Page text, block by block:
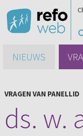
NIEUWS
VRAGEN VAN PANELLID
ds. w.